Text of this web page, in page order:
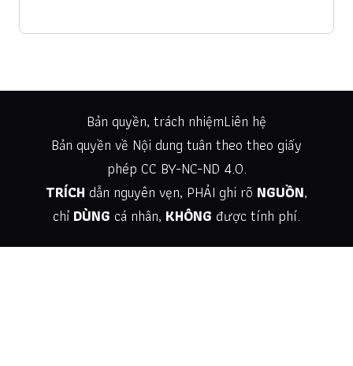
Bản quyền, trách nhiệmLiên hệ
Bản quyền về Nội dung tuân theo theo giấy
phép CC BY-NC-ND 4.0.
TRÍCH dẫn nguyên vẹn, PHẢI ghi rõ NGUỒN,
chỉ DÙNG cá nhân, KHÔNG được tính phí.